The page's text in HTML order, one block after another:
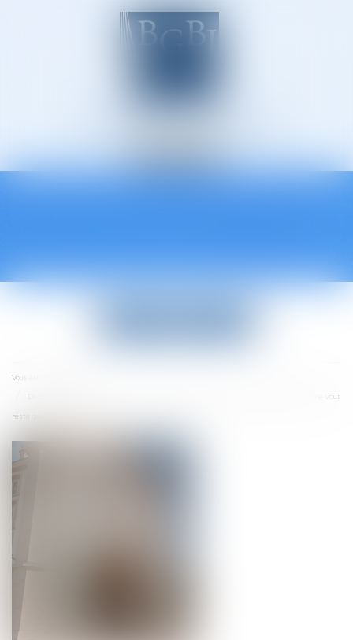
Avocats à Épinal
Vous êtes ici :
Declarations de bénéfiaires effectifs : dirigeants de sociétés, y compris les SCI, il ne vous
reste que quelques jours !